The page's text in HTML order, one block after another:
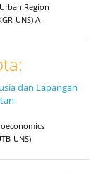
Region
UNS) A
dan Lapangan
UNS)